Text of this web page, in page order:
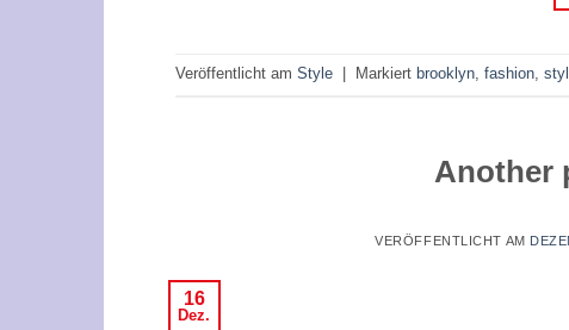
Veröffentlicht am Style Markiert brooklyn, fashion,
Another
VERÖFFENTLICHT AM
16
Dez.